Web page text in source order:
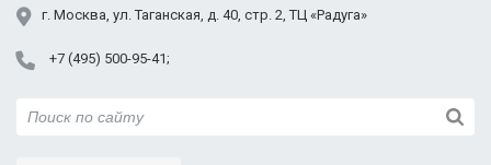
Пушкино
Реутов
Сергиев Посад
г. Москва, ул. Таганская, д. 40, стр. 2, ТЦ «Радуга»
+7 (495) 500-95-41